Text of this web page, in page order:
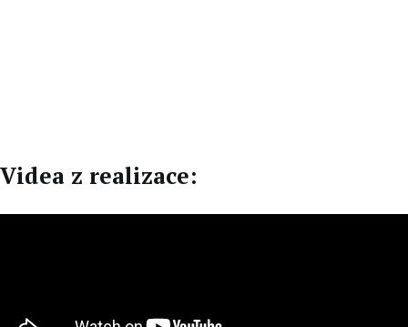
Videa z realizace: